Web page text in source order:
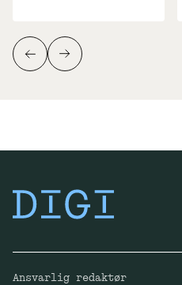
Ansvarlig redaktør